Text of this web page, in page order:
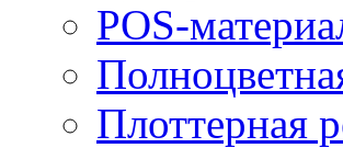
POS-
Плоттерная